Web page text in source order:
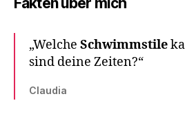
„Welche Schwimmstile
sind deine Zeiten?“
Claudia